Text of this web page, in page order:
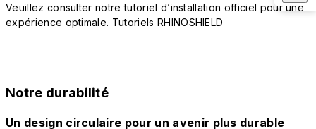
Veuillez consulter notre tutoriel d’installation officiel pour une
expérience optimale. Tutoriels RHINOSHIELD
Notre durabilité
Un design circulaire pour un avenir plus durable